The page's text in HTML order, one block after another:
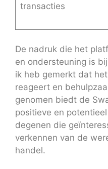
transacties
De nadruk die het
en ondersteuning is
ik heb gemerkt dat
reageert en
genomen biedt de
positieve en
degenen die
verkennen van de
handel.